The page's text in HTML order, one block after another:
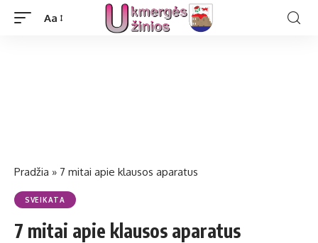
Aa
Pradžia » 7 mitai apie klausos aparatus
SVEIKATA
7 mitai apie klausos aparatus